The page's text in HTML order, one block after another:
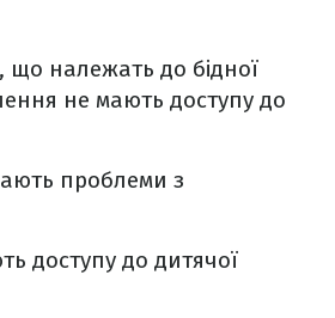
що належать до бідної
не мають доступу до
проблеми з
доступу до дитячої